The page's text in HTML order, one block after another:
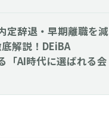
定辞退・早期離職を減
解説！DEiBA
AI時代に選ばれる会